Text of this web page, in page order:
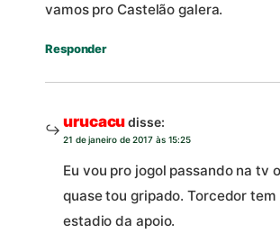
vamos pro Castelão galera.
Responder
urucacudisse:
21 de janeiro de 2017 às 15:25
Eu vou pro jogol passando na tv
quase tou gripado. Torcedor tem
estadio da apoio.